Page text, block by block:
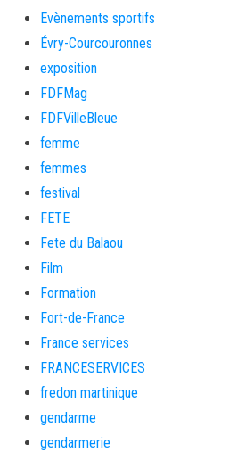
Evènements sportifs
Évry-Courcouronnes
exposition
FDFMag
FDFVilleBleue
femme
femmes
festival
FETE
Fete du Balaou
Film
Formation
Fort-de-France
France services
FRANCESERVICES
fredon martinique
gendarme
gendarmerie